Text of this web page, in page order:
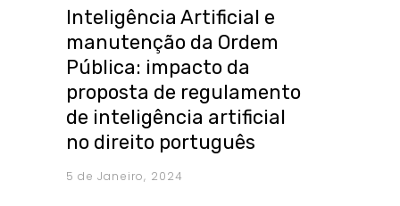
Inteligência Artificial e
manutenção da Ordem
Pública: impacto da
proposta de regulamento
de inteligência artificial
no direito português
5 de Janeiro, 2024